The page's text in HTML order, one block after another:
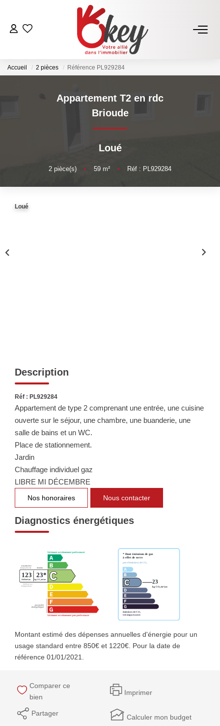
ACHETER
Estimer Mon Bien
SYNDIC
NOTRE GROUPE
Nos Agences
Notre Équipe
Nos Partenaires
Nous Rejoindre
Nous Contacter
ESPACE CLIENT
Espace Client Saint-Flour (VDS Immobilier)
Espace Dossier Location
Accueil 2 pièces Référence PL929284
Appartement T2 en rdc
Brioude
Loué
2 pièce(s) • 59 m² • Réf : PL929284
Loué
Description
Réf : PL929284
Appartement de type 2 comprenant une entrée, une cuisine
ouverte sur le séjour, une chambre, une buanderie, une
salle de bains et un WC.
Place de stationnement.
Jardin
Chauffage individuel gaz
LIBRE MI DÉCEMBRE
Nos honoraires Nous contacter
Diagnostics énergétiques
Montant estimé des dépenses annuelles d'énergie pour un
usage standard entre 850€ et 1220€. Pour la date de
référence 01/01/2021.
Comparer ce
bien
Imprimer
Partager Calculer mon budget